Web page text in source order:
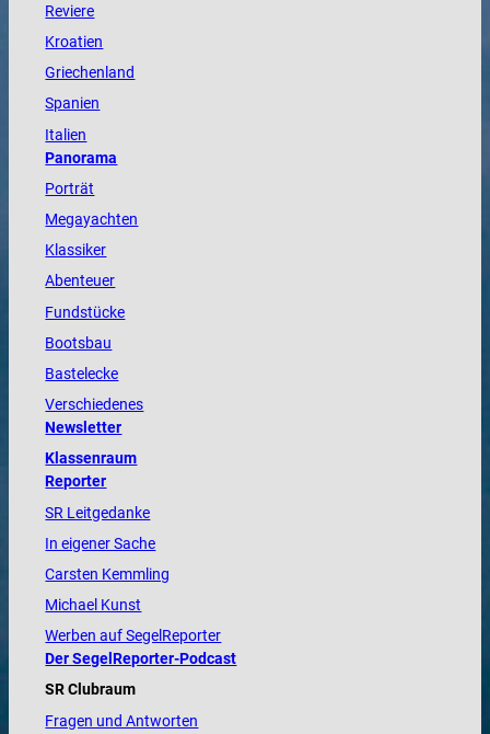
Reviere
Kroatien
Griechenland
Spanien
Italien
Panorama
Porträt
Megayachten
Klassiker
Abenteuer
Fundstücke
Bootsbau
Bastelecke
Verschiedenes
Newsletter
Klassenraum
Reporter
SR Leitgedanke
In eigener Sache
Carsten Kemmling
Michael Kunst
Werben auf SegelReporter
Der SegelReporter-Podcast
SR Clubraum
Fragen und Antworten